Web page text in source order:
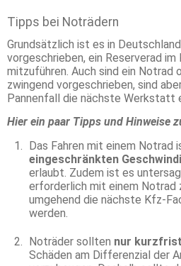
Tipps bei Noträdern
Grundsätzlich ist es in
vorgeschrieben, ein Reserverad
mitzuführen. Auch sind ein Notrad
zwingend vorgeschrieben, sind
Pannenfall die nächste Werkstatt
Hier ein paar Tipps und Hinweise
Das Fahren mit einem Notrad
eingeschränkten
erlaubt. Zudem ist es
erforderlich mit einem Notrad
umgehend die nächste Kfz-
werden.
Noträder sollten nur
Schäden am Differenzial der